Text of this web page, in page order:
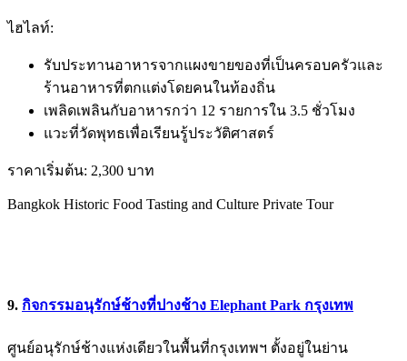
ไฮไลท์:
รับประทานอาหารจากแผงขายของที่เป็นครอบครัวและ
ร้านอาหารที่ตกแต่งโดยคนในท้องถิ่น
เพลิดเพลินกับอาหารกว่า 12 รายการใน 3.5 ชั่วโมง
แวะที่วัดพุทธเพื่อเรียนรู้ประวัติศาสตร์
ราคาเริ่มต้น: 2,300 บาท
Bangkok Historic Food Tasting and Culture Private Tour
9. กิจกรรมอนุรักษ์ช้างที่ปางช้าง Elephant Park กรุงเทพ
ศูนย์อนุรักษ์ช้างแห่งเดียวในพื้นที่กรุงเทพฯ ตั้งอยู่ในย่าน